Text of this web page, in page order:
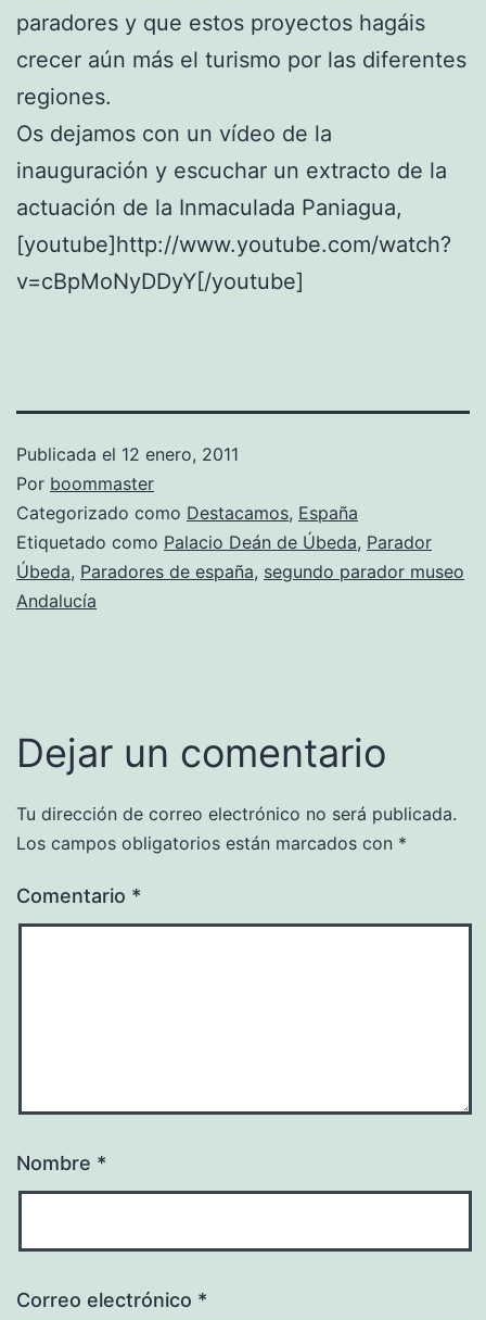
paradores y que estos proyectos hagáis
crecer aún más el turismo por las diferentes
regiones.
Os dejamos con un vídeo de la
inauguración y escuchar un extracto de la
actuación de la Inmaculada Paniagua,
[youtube]http://www.youtube.com/watch?
v=cBpMoNyDDyY[/youtube]
Publicada el 12 enero, 2011
Por boommaster
Categorizado como Destacamos, España
Etiquetado como Palacio Deán de Úbeda, Parador
Úbeda, Paradores de españa, segundo parador museo
Andalucía
Dejar un comentario
Tu dirección de correo electrónico no será publicada.
Los campos obligatorios están marcados con *
Comentario *
Nombre *
Correo electrónico *